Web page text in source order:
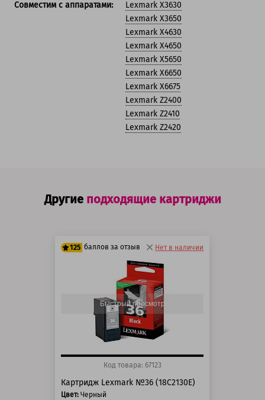
Совместим с аппаратами:
Lexmark X3630
Lexmark X3650
Lexmark X4630
Lexmark X4650
Lexmark X5650
Lexmark X6650
Lexmark X6675
Lexmark Z2400
Lexmark Z2410
Lexmark Z2420
Другие подходящие картриджи
125 баллов за отзыв Нет в наличии
Быстрый просмотр
Код товара: 67123
Картридж Lexmark №36 (18C2130E)
Цвет: Черный